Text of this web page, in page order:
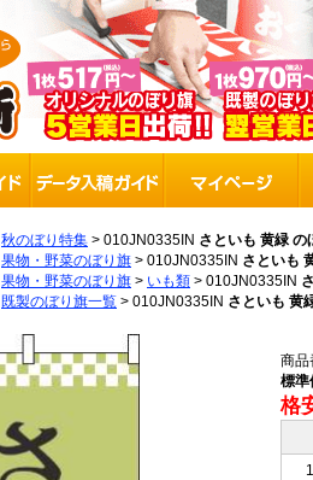
秋のぼり特集 > 010JN0335IN さといも 黄緑
果物・野菜のぼり旗 > 010JN0335IN さといも
果物・野菜のぼり旗 > いも類 > 010JN0335IN
既製のぼり旗一覧 > 010JN0335IN さといも 黄
商品
標準
格